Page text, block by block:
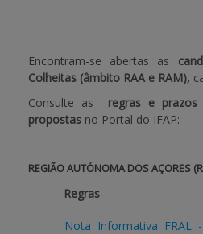
PAGAMENTOS
Entrar / Registar
Encontram-se abertas as
Colheitas (âmbito RAA e RAM),
Consulte as regras e prazos
propostas no Portal do IFAP:
REGIÃO AUTÓNOMA DOS AÇORES
Regras
Nota Informativa FRAL